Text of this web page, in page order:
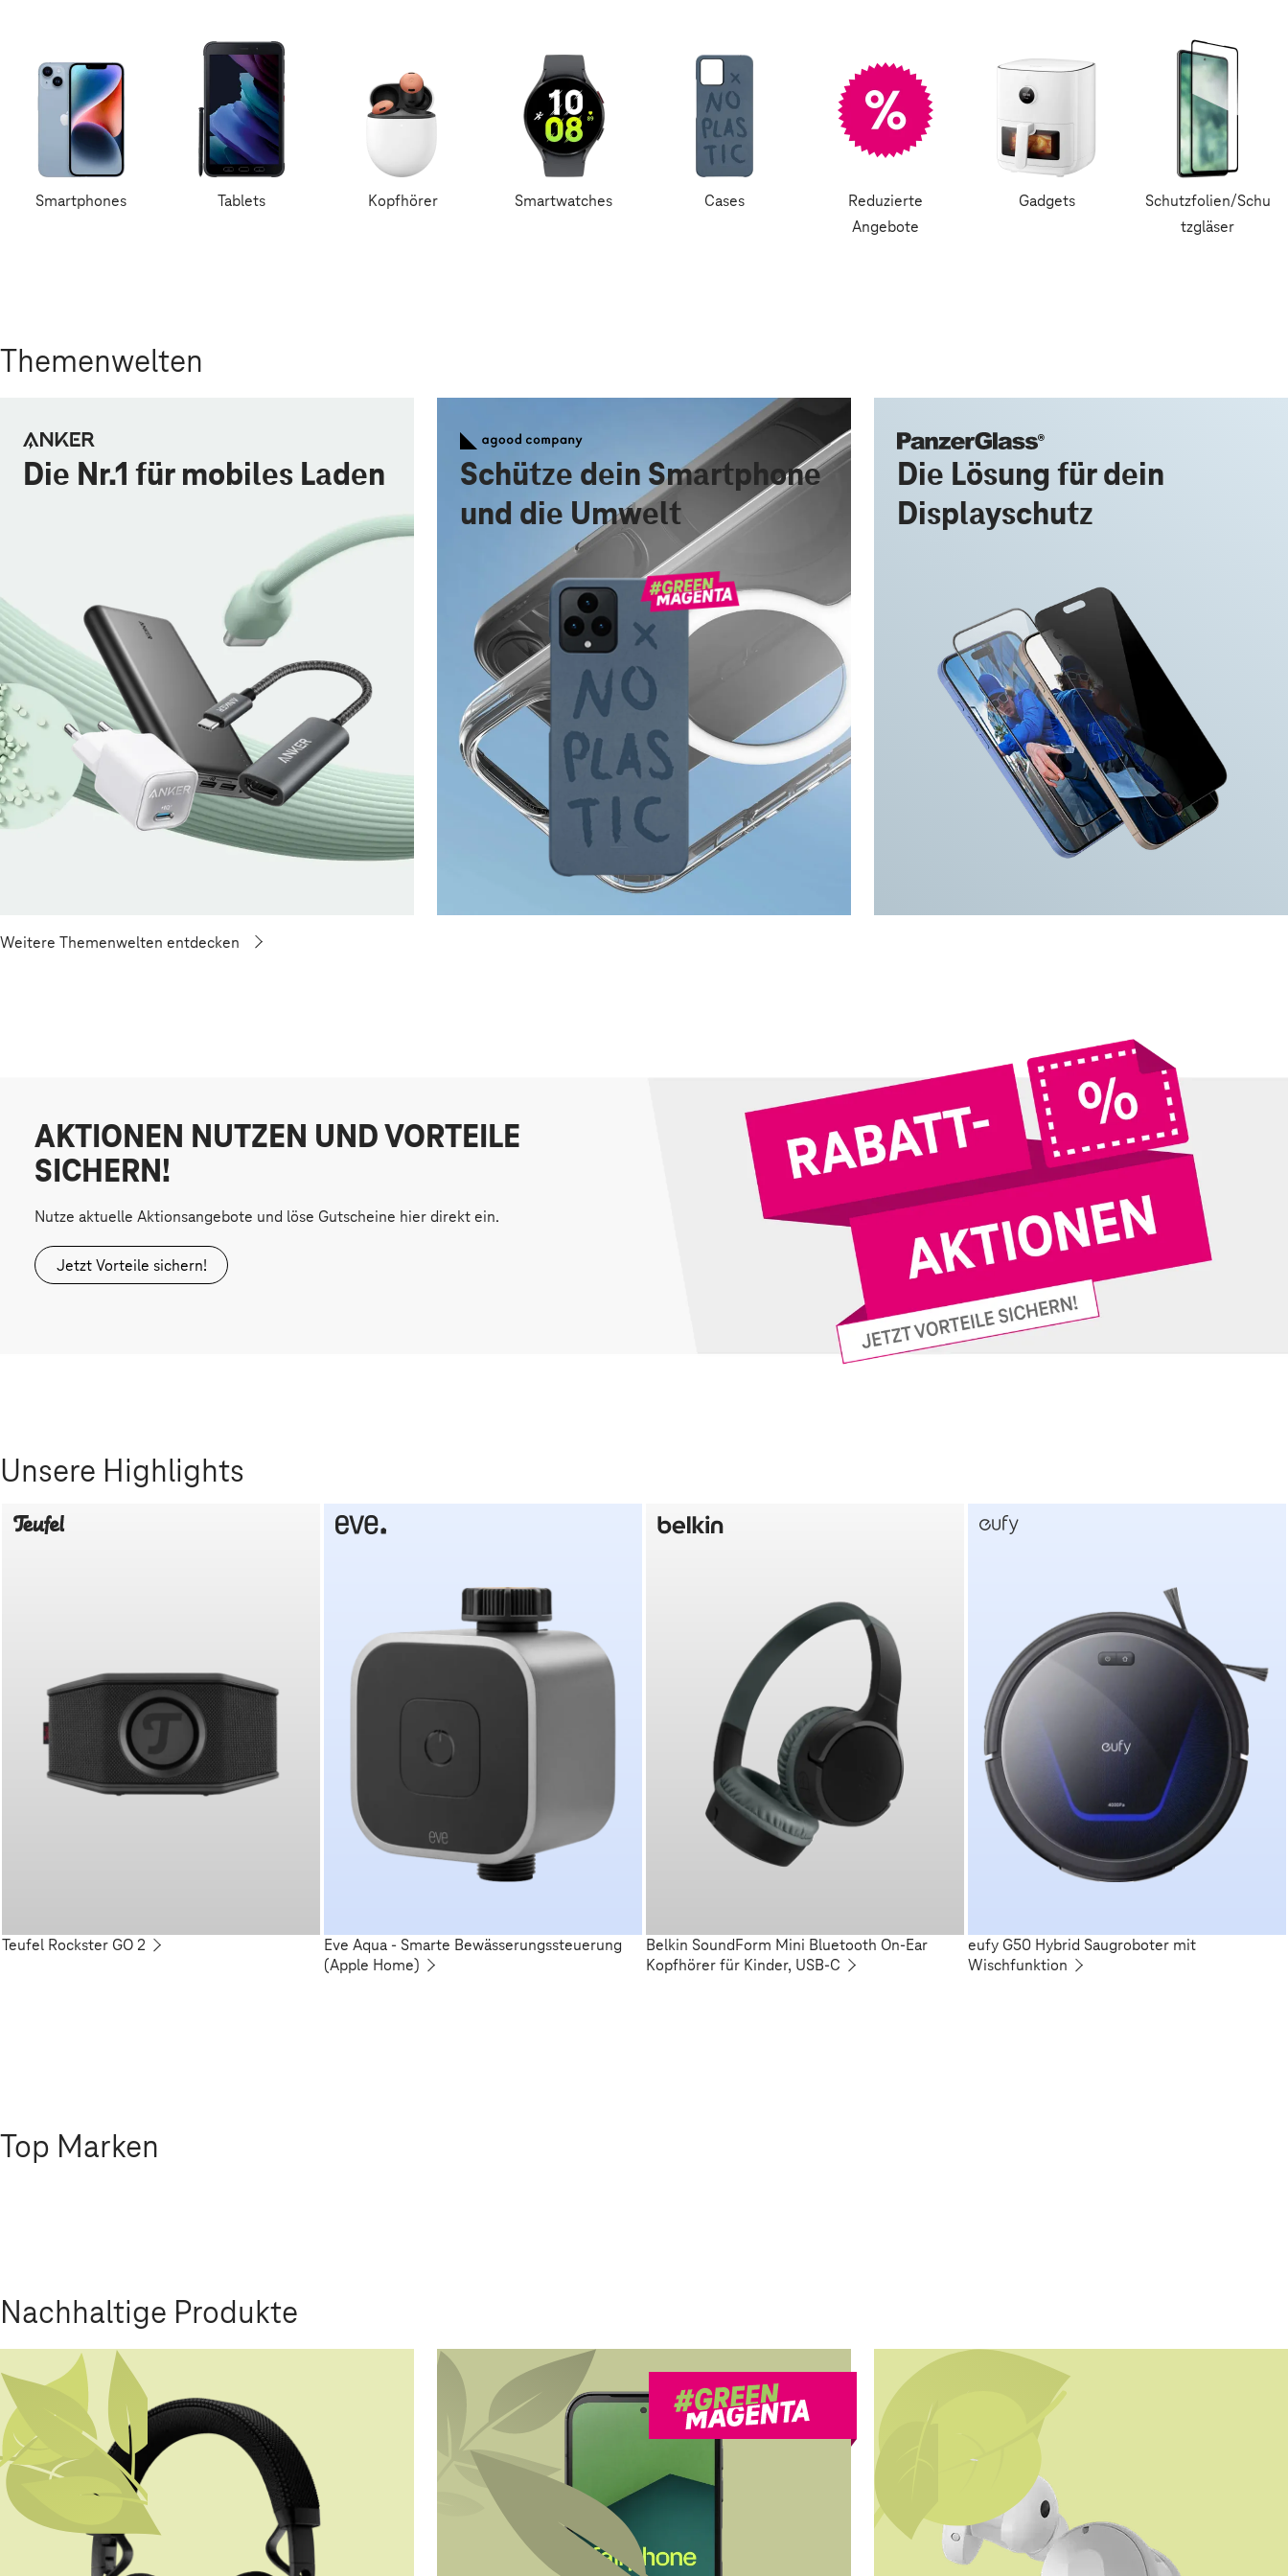
Smartphones Tablets Kopfhörer Smartwatches Cases
Reduzierte
Angebote
Gadgets
Schutzfolien/Schu
tzgläser
Themenwelten
Die Nr.1 für mobiles Laden
Schütze dein Smartphone
und die Umwelt
Die Lösung für dein
Displayschutz
Weitere Themenwelten entdecken
AKTIONEN NUTZEN UND VORTEILE
SICHERN!
Nutze aktuelle Aktionsangebote und löse Gutscheine hier direkt ein.
Jetzt Vorteile sichern!
Unsere Highlights
Teufel Rockster GO 2
Eve Aqua - Smarte Bewässerungssteuerung
(Apple Home)
Belkin SoundForm Mini Bluetooth On-Ear
Kopfhörer für Kinder, USB-C
eufy G50 Hybrid Saugroboter mit
Wischfunktion
Top Marken
Nachhaltige Produkte